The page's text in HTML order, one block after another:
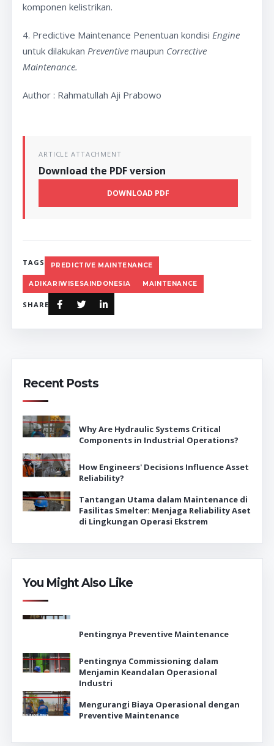
komponen kelistrikan.
4. Predictive Maintenance Penentuan kondisi Engine
untuk dilakukan Preventive maupun Corrective
Maintenance.
Author : Rahmatullah Aji Prabowo
ARTICLE ATTACHMENT
Download the PDF version
DOWNLOAD PDF
TAGS PREDICTIVE MAINTENANCE
ADIKARIWISESAINDONESIA MAINTENANCE
SHARE
Recent Posts
Why Are Hydraulic Systems Critical
Components in Industrial Operations?
How Engineers' Decisions Influence Asset
Reliability?
Tantangan Utama dalam Maintenance di
Fasilitas Smelter: Menjaga Reliability Aset
di Lingkungan Operasi Ekstrem
You Might Also Like
Pentingnya Preventive Maintenance
Pentingnya Commissioning dalam
Menjamin Keandalan Operasional
Industri
Mengurangi Biaya Operasional dengan
Preventive Maintenance